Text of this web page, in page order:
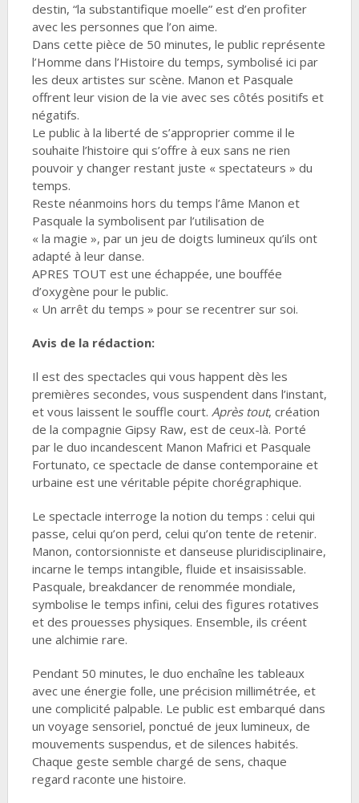
destin, “la substantifique moelle” est d’en profiter
avec les personnes que l’on aime.
Dans cette pièce de 50 minutes, le public représente
l’Homme dans l’Histoire du temps, symbolisé ici par
les deux artistes sur scène. Manon et Pasquale
offrent leur vision de la vie avec ses côtés positifs et
négatifs.
Le public à la liberté de s’approprier comme il le
souhaite l’histoire qui s’offre à eux sans ne rien
pouvoir y changer restant juste « spectateurs » du
temps.
Reste néanmoins hors du temps l’âme Manon et
Pasquale la symbolisent par l’utilisation de
« la magie », par un jeu de doigts lumineux qu’ils ont
adapté à leur danse.
APRES TOUT est une échappée, une bouffée
d’oxygène pour le public.
« Un arrêt du temps » pour se recentrer sur soi.
Avis de la rédaction:
Il est des spectacles qui vous happent dès les
premières secondes, vous suspendent dans l’instant,
et vous laissent le souffle court. Après tout, création
de la compagnie Gipsy Raw, est de ceux-là. Porté
par le duo incandescent Manon Mafrici et Pasquale
Fortunato, ce spectacle de danse contemporaine et
urbaine est une véritable pépite chorégraphique.
Le spectacle interroge la notion du temps : celui qui
passe, celui qu’on perd, celui qu’on tente de retenir.
Manon, contorsionniste et danseuse pluridisciplinaire,
incarne le temps intangible, fluide et insaisissable.
Pasquale, breakdancer de renommée mondiale,
symbolise le temps infini, celui des figures rotatives
et des prouesses physiques. Ensemble, ils créent
une alchimie rare.
Pendant 50 minutes, le duo enchaîne les tableaux
avec une énergie folle, une précision millimétrée, et
une complicité palpable. Le public est embarqué dans
un voyage sensoriel, ponctué de jeux lumineux, de
mouvements suspendus, et de silences habités.
Chaque geste semble chargé de sens, chaque
regard raconte une histoire.